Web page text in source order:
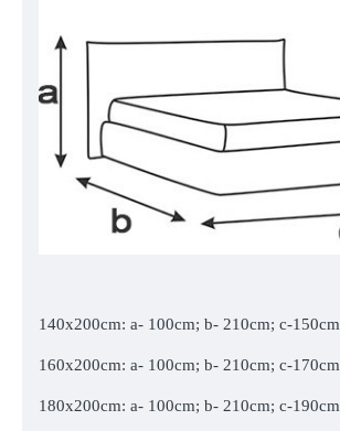
140x200cm: a- 100cm; b- 210cm; c-150cm
160x200cm: a- 100cm; b- 210cm; c-170cm
180x200cm: a- 100cm; b- 210cm; c-190cm